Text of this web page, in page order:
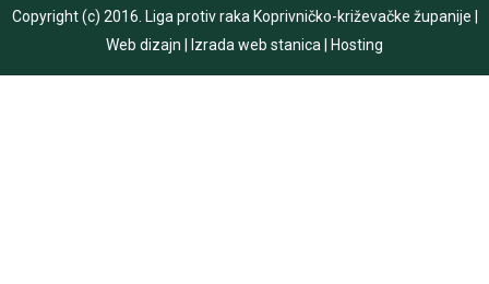
Copyright (c) 2016. Liga protiv raka Koprivničko-križevačke županije
Web dizajn
Izrada web stanica Hosting